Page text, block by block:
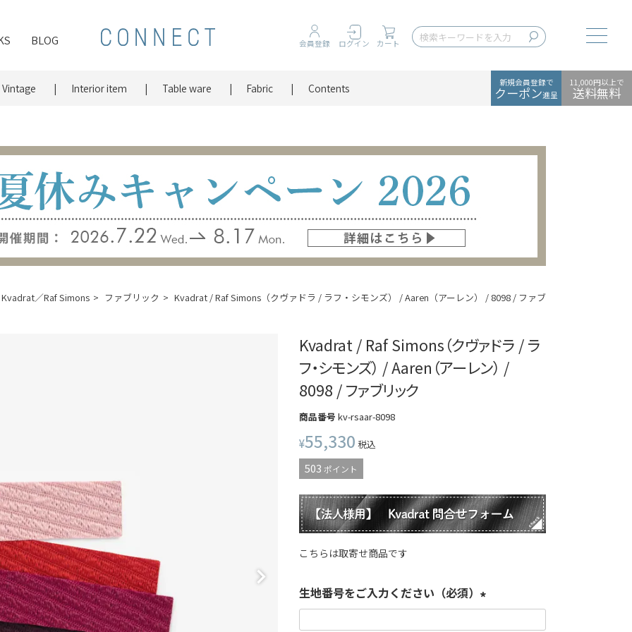
BLOG 会員登録 ログイン カート
Vintage Interior item Table ware Fabric Contents 新規会員登録で
クーポン進呈
11,000円以上で
送料無料
Kvadrat／Raf Simons ファブリック Kvadrat / Raf Simons（クヴァドラ / ラフ・シモンズ） / Aaren（アーレン） / 8098 / ファブリック
Kvadrat / Raf Simons（クヴァドラ / ラ
フ・シモンズ） / Aaren（アーレン） /
8098 / ファブリック
商品番号 kv-rsaar-8098
¥55,330 税込
503 ポイント
こちらは取寄せ商品です
生地番号をご入力ください（必須）